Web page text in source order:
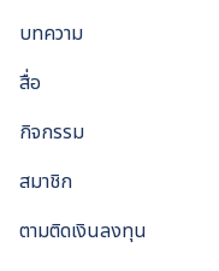
บทความ
สื่อ
กิจกรรม
สมาชิก
ตามติดเงินลงทุน